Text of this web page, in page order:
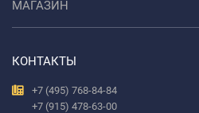
МАГАЗИН
КОНТАКТЫ
+7 (495) 768-84-84
+7 (915) 478-63-00